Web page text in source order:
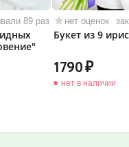
89 раз нет оценок
Букет из 9
1790
нет в наличии